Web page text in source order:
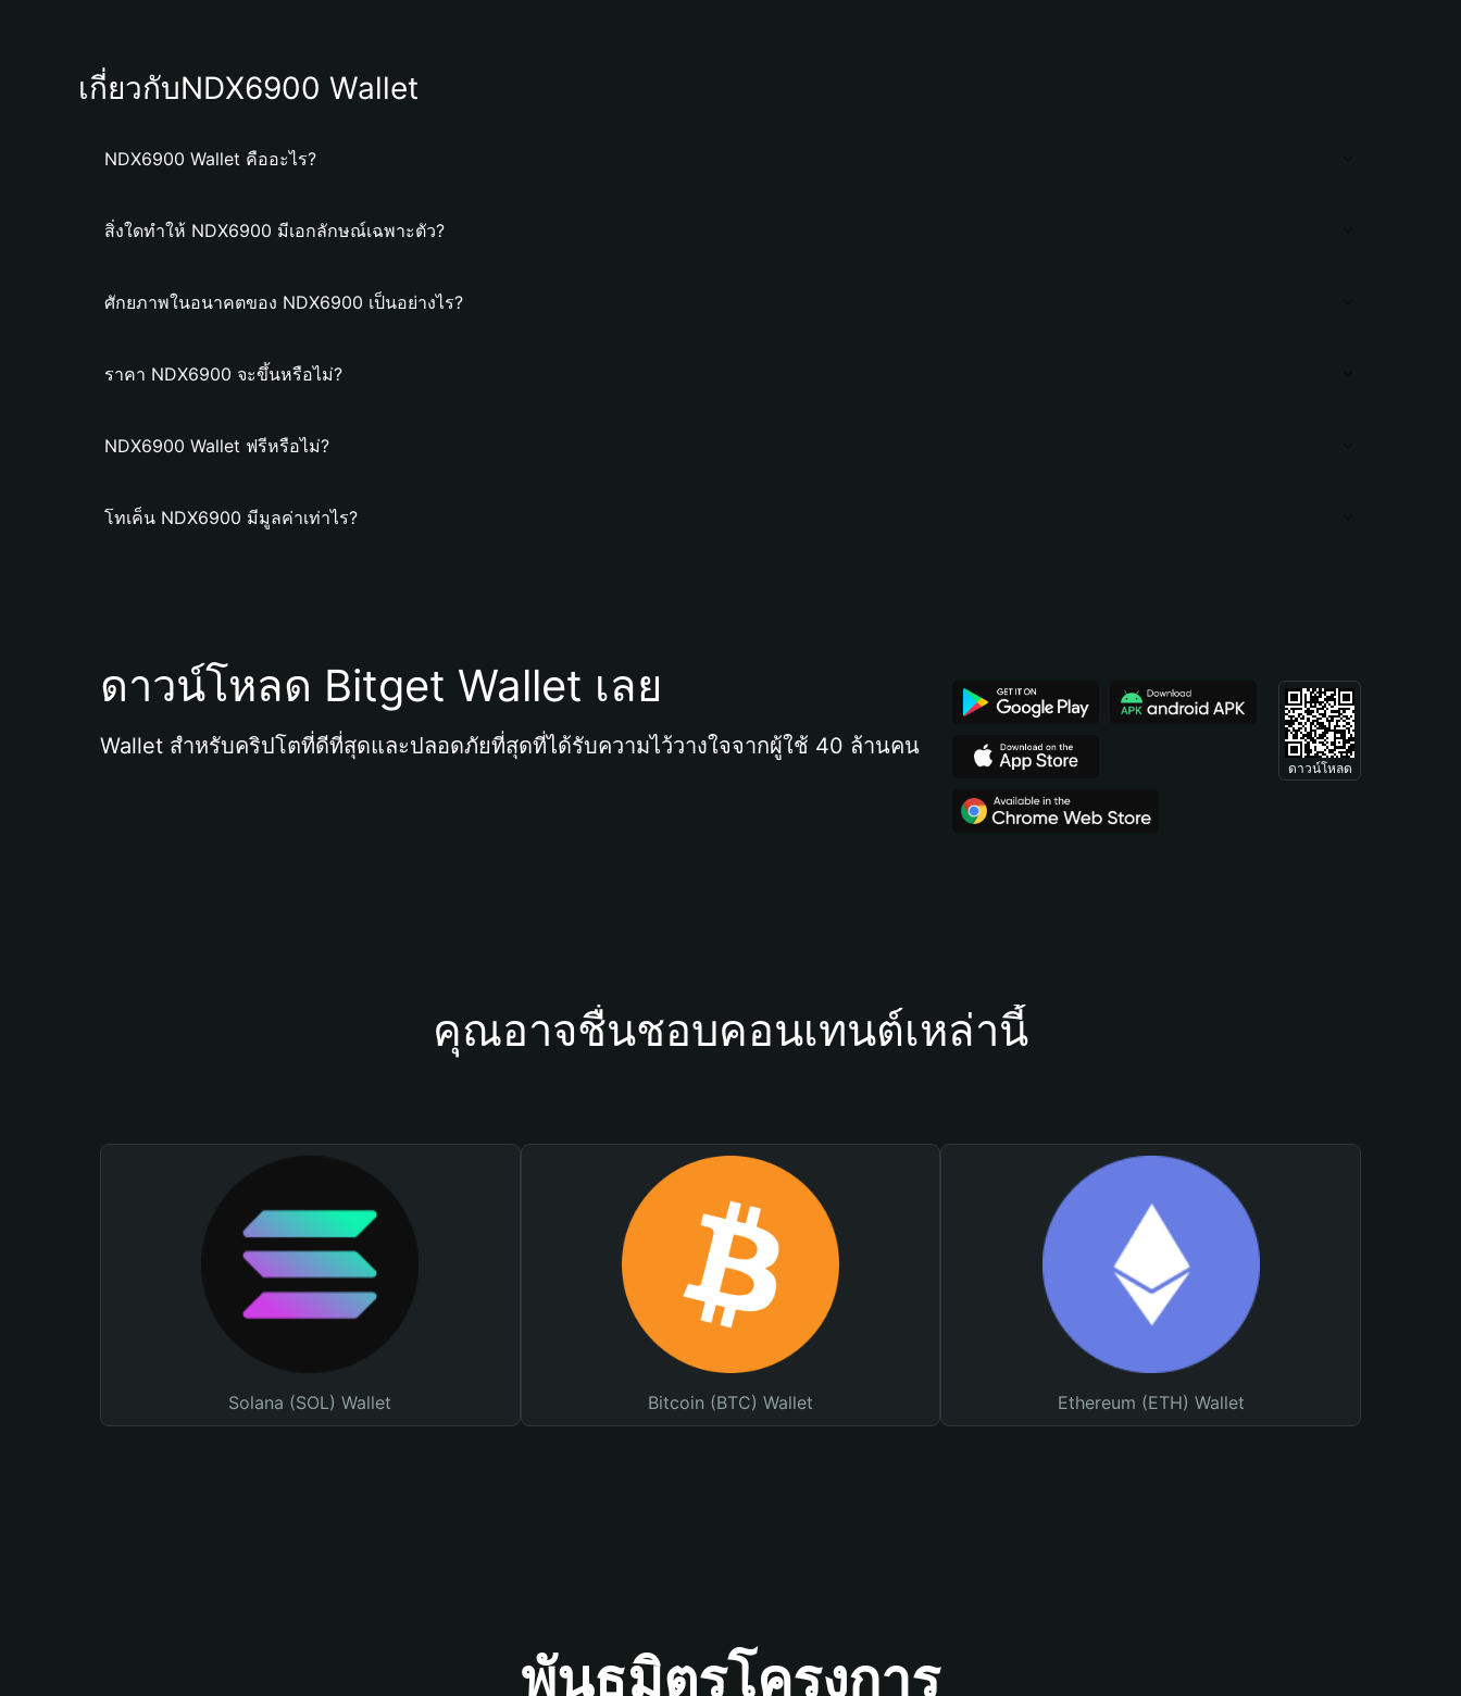
เกี่ยวกับNDX6900 Wallet
NDX6900 Wallet คืออะไร?
สิ่งใดทำให้ NDX6900 มีเอกลักษณ์เฉพาะตัว?
ศักยภาพในอนาคตของ NDX6900 เป็นอย่างไร?
ราคา NDX6900 จะขึ้นหรือไม่?
NDX6900 Wallet ฟรีหรือไม่?
โทเค็น NDX6900 มีมูลค่าเท่าไร?
ดาวน์โหลด Bitget Wallet เลย
Wallet สำหรับคริปโตที่ดีที่สุดและปลอดภัยที่สุดที่ได้รับความไว้วางใจจากผู้ใช้ 40 ล้านคน
ดาวน์โหลด
คุณอาจชื่นชอบคอนเทนต์เหล่านี้
Solana (SOL) Wallet Bitcoin (BTC) Wallet Ethereum (ETH) Wallet
พันธมิตรโครงการ